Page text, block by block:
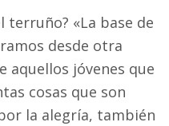
«La base de
desde otra
aquellos jóvenes que
cosas que son
la alegría, también